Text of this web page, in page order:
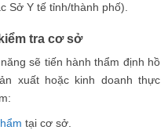
Sở Y tế tỉnh/thành phố).
tra cơ sở
sẽ tiến hành thẩm định hồ
xuất hoặc kinh doanh thực
tại cơ sở.